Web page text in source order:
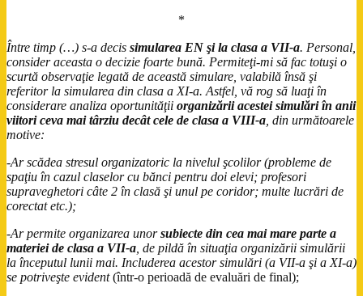
*
Între timp (…) s-a decis simularea EN şi la clasa a VII-a. Personal,
consider aceasta o decizie foarte bună. Permiteţi-mi să fac totuşi o
scurtă observaţie legată de această simulare, valabilă însă şi
referitor la simularea din clasa a XI-a. Astfel, vă rog să luaţi în
considerare analiza oportunităţii organizării acestei simulări în anii
viitori ceva mai târziu decât cele de clasa a VIII-a , din următoarele
motive:
-Ar scădea stresul organizatoric la nivelul şcolilor (probleme de
spaţiu în cazul claselor cu bănci pentru doi elevi; profesori
supraveghetori câte 2 în clasă şi unul pe coridor; multe lucrări de
corectat etc.);
-Ar permite organizarea unorsubiecte din cea mai mare parte a
materiei de clasa a VII-a , de pildă în situaţia organizării simulării
la începutul lunii mai. Includerea acestor simulări (a VII-a şi a XI-a)
se potriveşte evident(într-o perioadă de evaluări de final);